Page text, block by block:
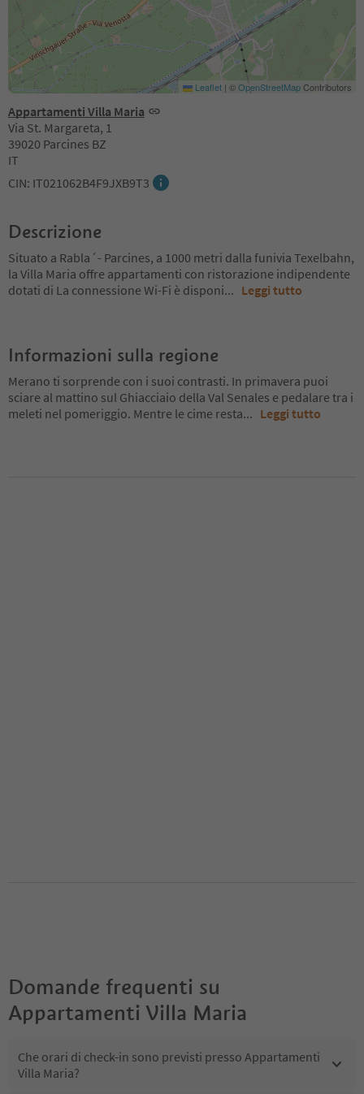
Appartamenti Villa Maria
Via St. Margareta, 1
39020 Parcines BZ
IT
CIN: IT021062B4F9JXB9T3
Leaflet | ©OpenStreetMapContributors
Descrizione
Situato a Rabla´- Parcines, a 1000 metri dalla funivia Texelbahn,
la Villa Maria offre appartamenti con ristorazione indipendente
dotati di La connessione Wi-Fi è disponi... Leggi tutto
Informazioni sulla regione
Merano ti sorprende con i suoi contrasti. In primavera puoi
sciare al mattino sul Ghiacciaio della Val Senales e pedalare tra i
meleti nel pomeriggio. Mentre le cime resta... Leggi tutto
Domande frequenti su
Appartamenti Villa Maria
Che orari di check-in sono previsti presso Appartamenti
Villa Maria?